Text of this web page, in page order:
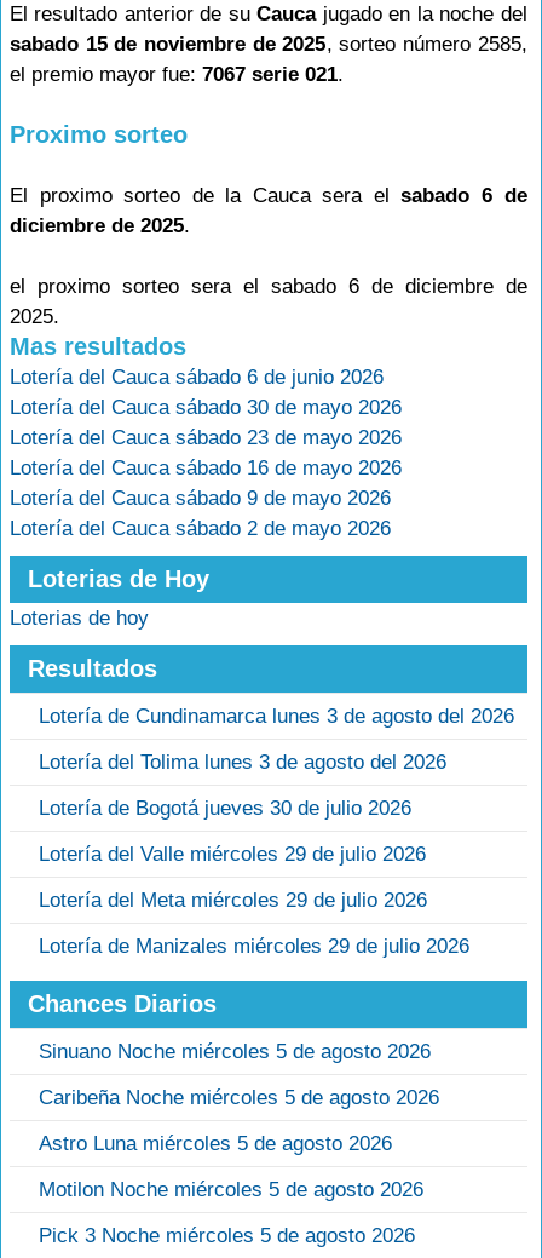
El resultado anterior de suCaucajugado en la noche del
sabado 15 de noviembre de 2025, sorteo número 2585,
el premio mayor fue: 7067 serie 021.
Proximo sorteo
El proximo sorteo de la Cauca sera elsabado 6 de
diciembre de 2025.
el proximo sorteo sera el sabado 6 de diciembre de
2025.
Mas resultados
Lotería del Cauca sábado 6 de junio 2026
Lotería del Cauca sábado 30 de mayo 2026
Lotería del Cauca sábado 23 de mayo 2026
Lotería del Cauca sábado 16 de mayo 2026
Lotería del Cauca sábado 9 de mayo 2026
Lotería del Cauca sábado 2 de mayo 2026
Loterias de Hoy
Loterias de hoy
Resultados
Lotería de Cundinamarca lunes 3 de agosto del 2026
Lotería del Tolima lunes 3 de agosto del 2026
Lotería de Bogotá jueves 30 de julio 2026
Lotería del Valle miércoles 29 de julio 2026
Lotería del Meta miércoles 29 de julio 2026
Lotería de Manizales miércoles 29 de julio 2026
Chances Diarios
Sinuano Noche miércoles 5 de agosto 2026
Caribeña Noche miércoles 5 de agosto 2026
Astro Luna miércoles 5 de agosto 2026
Motilon Noche miércoles 5 de agosto 2026
Pick 3 Noche miércoles 5 de agosto 2026